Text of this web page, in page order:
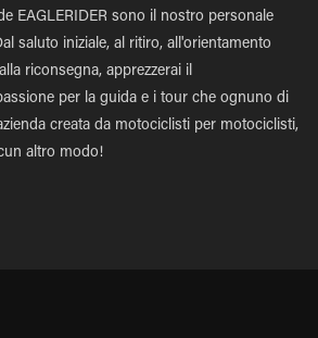
EAGLERIDER sono il nostro personale
saluto iniziale, al ritiro, all'orientamento
riconsegna, apprezzerai il
per la guida e i tour che ognuno di
creata da motociclisti per motociclisti,
altro modo!